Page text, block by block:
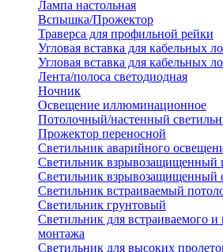
Лампа настольная
Вспышка/Прожектор
Траверса для профильной рейки
Угловая вставка для кабельных
Угловая вставка для кабельных
Лента/полоса светодиодная
Ночник
Освещение иллюминационное
Потолочный/настенный
Прожектор переносной
Светильник аварийного
Светильник взрывозащищенный
Светильник взрывозащищенный
Светильник встраиваемый
Светильник грунтовый
Светильник для встраиваемого и
монтажа
Светильник для высоких